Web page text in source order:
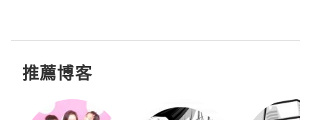
推薦博客